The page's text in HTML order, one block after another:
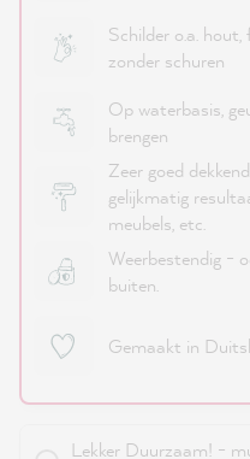
Schilder o.a.
zonder schuren
Op waterbasis,
brengen
Zeer goed
gelijkmatig
meubels, etc.
Weerbestendig -
buiten.
Gemaakt in
Lekker Duurzaam! -